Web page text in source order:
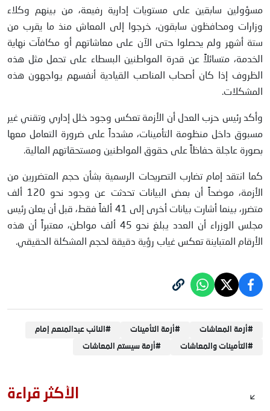
مسؤولين سابقين على مستويات إدارية رفيعة، من بينهم وكلاء
وزارات ومحافظون سابقون، خرجوا إلى المعاش منذ ما يقرب من
ستة أشهر ولم يحصلوا حتى الآن على معاشاتهم أو مكافآت نهاية
الخدمة، متسائلاً عن قدرة المواطنين البسطاء على تحمل مثل هذه
الظروف إذا كان أصحاب المناصب القيادية أنفسهم يواجهون هذه
المشكلات.
وأكد رئيس حزب العدل أن الأزمة تعكس وجود خلل إداري وتقني غير
مسبوق داخل منظومة التأمينات، مشدداً على ضرورة التعامل معها
بصورة عاجلة حفاظاً على حقوق المواطنين ومستحقاتهم المالية.
كما انتقد إمام تضارب التصريحات الرسمية بشأن حجم المتضررين من
الأزمة، موضحاً أن بعض البيانات تحدثت عن وجود نحو 120 ألف
متضرر، بينما أشارت بيانات أخرى إلى 41 ألفاً فقط، قبل أن يعلن رئيس
مجلس الوزراء أن العدد يبلغ نحو 45 ألف مواطن، معتبراً أن هذه
الأرقام المتباينة تعكس غياب رؤية دقيقة لحجم المشكلة الحقيقي.
# أزمة المعاشات # أزمة التأمينات # النائب عبدالمنعم إمام
# التأمينات والمعاشات # أزمة سيستم المعاشات
الأكثر قراءة